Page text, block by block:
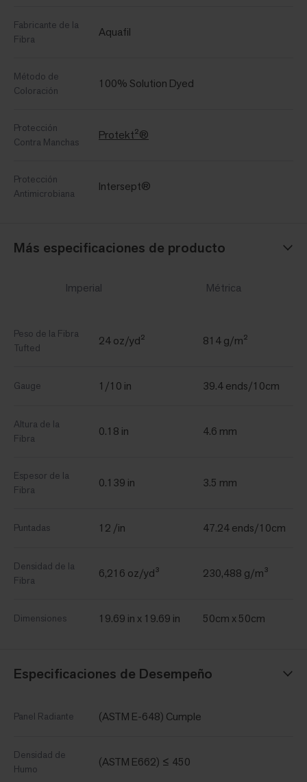
Fabricante de la
Fibra
Aquafil
Método de
Coloración
100% Solution Dyed
Protección
Contra Manchas
Protekt²®
Protección
Antimicrobiana
Intersept®
Más especificaciones de producto
Imperial Métrica
Peso de la Fibra
Tufted
24 oz/yd² 814 g/m²
Gauge 1/10 in 39.4 ends/10cm
Altura de la
Fibra
0.18 in 4.6 mm
Espesor de la
Fibra
0.139 in 3.5 mm
Puntadas 12 /in 47.24 ends/10cm
Densidad de la
Fibra
6,216 oz/yd³ 230,488 g/m³
Dimensiones 19.69 in x 19.69 in 50cm x 50cm
Especificaciones de Desempeño
Panel Radiante (ASTM E-648) Cumple
Densidad de
Humo
(ASTM E662) ≤ 450